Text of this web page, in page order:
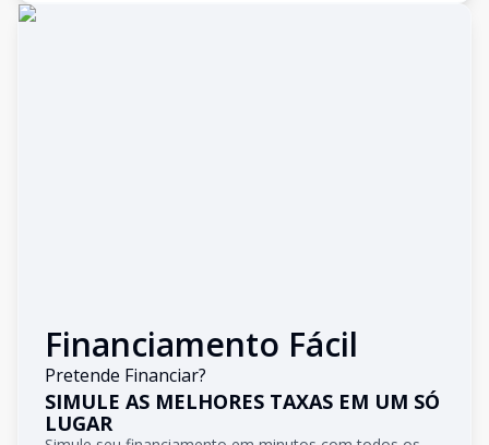
Financiamento Fácil
Pretende Financiar?
SIMULE AS MELHORES TAXAS EM UM SÓ
LUGAR